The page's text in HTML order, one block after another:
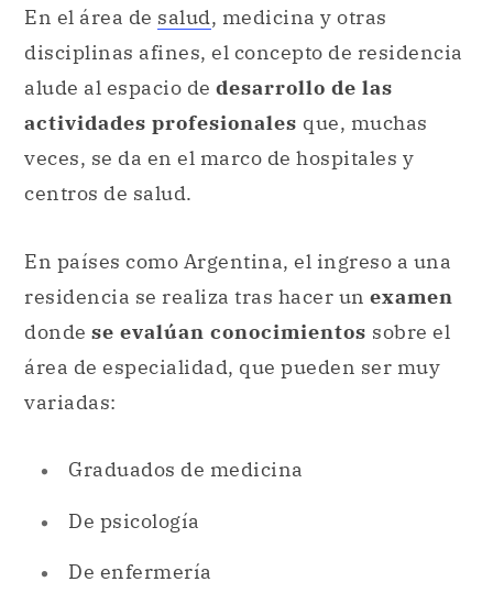
En el área de salud, medicina y otras
disciplinas afines, el concepto de residencia
alude al espacio de desarrollo de las
actividades profesionales que, muchas
veces, se da en el marco de hospitales y
centros de salud.
En países como Argentina, el ingreso a una
residencia se realiza tras hacer un examen
donde se evalúan conocimientos sobre el
área de especialidad, que pueden ser muy
variadas:
Graduados de medicina
De psicología
De enfermería